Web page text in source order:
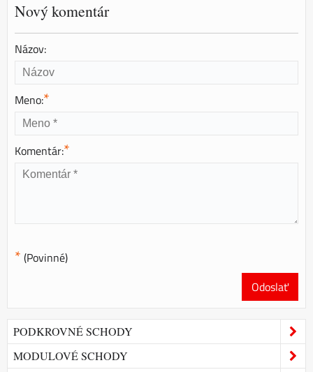
Nový komentár
Názov:
Meno:*
Komentár:*
* (Povinné)
Odoslať
PODKROVNÉ SCHODY
MODULOVÉ SCHODY